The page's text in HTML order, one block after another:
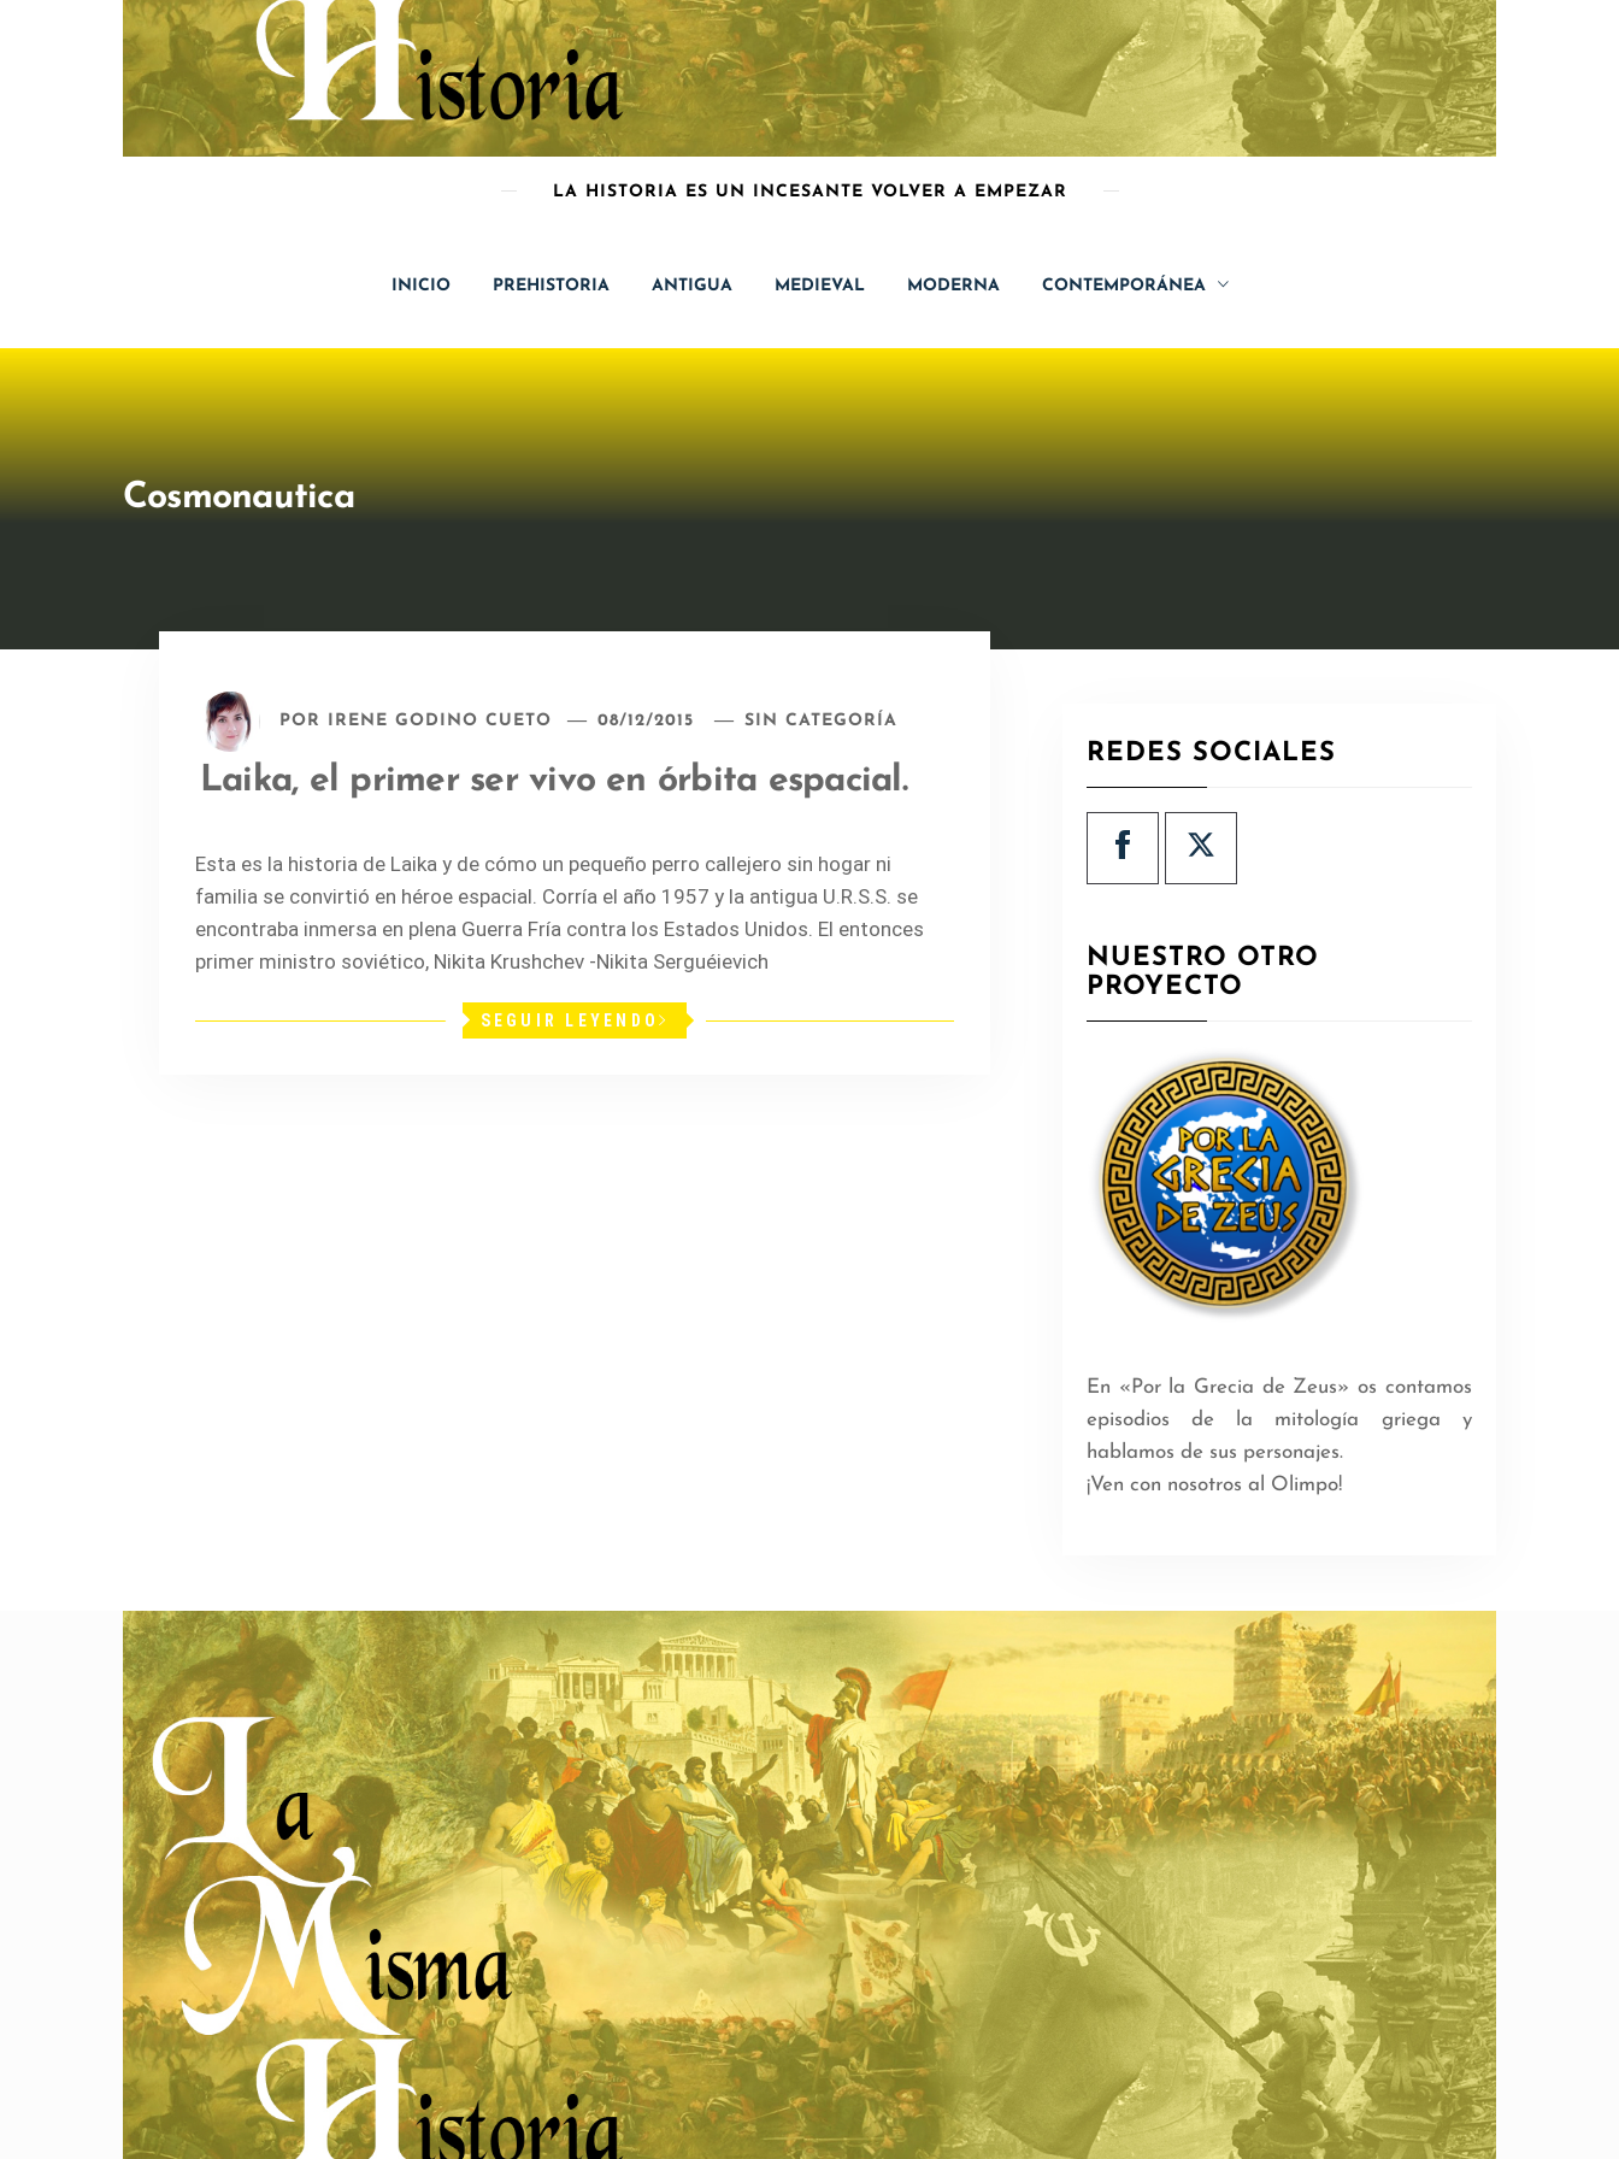
LA HISTORIA ES UN INCESANTE VOLVER A EMPEZAR
INICIO PREHISTORIA ANTIGUA MEDIEVAL MODERNA CONTEMPORÁNEA
Cosmonautica
POR IRENE GODINO CUETO 08/12/2015 SIN CATEGORÍA
Laika, el primer ser vivo en órbita espacial.
Esta es la historia de Laika y de cómo un pequeño perro callejero sin hogar ni
familia se convirtió en héroe espacial. Corría el año 1957 y la antigua U.R.S.S. se
encontraba inmersa en plena Guerra Fría contra los Estados Unidos. El entonces
primer ministro soviético, Nikita Krushchev -Nikita Serguéievich
SEGUIR LEYENDO
REDES SOCIALES
NUESTRO OTRO
PROYECTO
En «Por la Grecia de Zeus» os contamos
episodios de la mitología griega y
hablamos de sus personajes.
¡Ven con nosotros al Olimpo!